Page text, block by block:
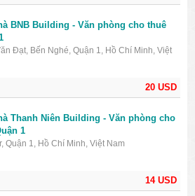
20 USD
BNB Building - Văn phòng cho thuê
Đạt, Bến Nghé, Quận 1, Hồ Chí Minh, Việt
14 USD
Thanh Niên Building - Văn phòng cho
1
Quận 1, Hồ Chí Minh, Việt Nam